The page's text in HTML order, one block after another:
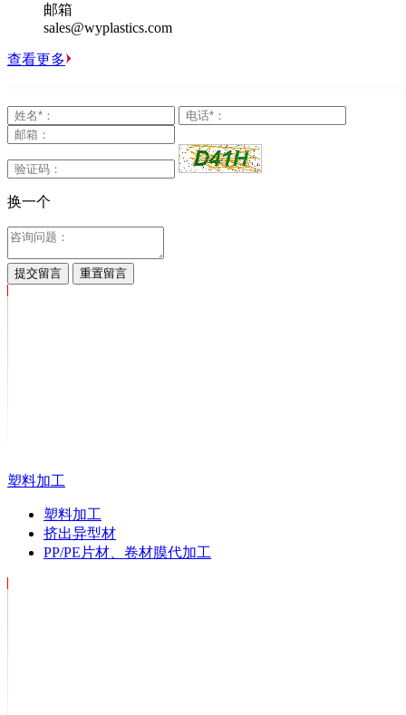
邮箱
sales@wyplastics.com
查看更多
换一个
提交留言 重置留言
塑料加工
塑料加工
挤出异型材
PP/PE片材、卷材膜代加工